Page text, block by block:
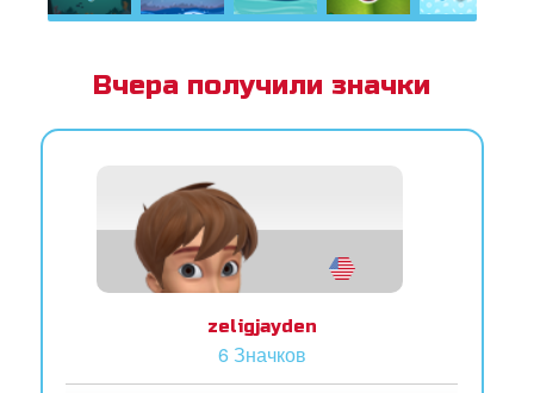
Previous Next
Вчера получили значки
zeligjayden
6 Значков